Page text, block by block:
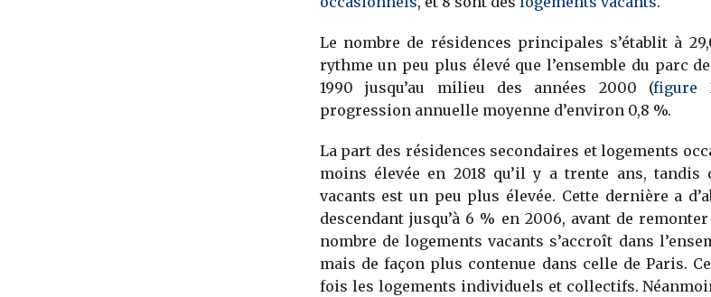
Le nombre de résidences principales s’établit à
rythme un peu plus élevé que l’ensemble du parc
1990 jusqu’au milieu des années 2000 (figure
progression annuelle moyenne d’environ 0,8 %.
La part des résidences secondaires et logements
moins élevée en 2018 qu’il y a trente ans, tandis
vacants est un peu plus élevée. Cette dernière a
descendant jusqu’à 6 % en 2006, avant de
nombre de logements vacants s’accroît dans
mais de façon plus contenue dans celle de Paris.
fois les logements individuels et collectifs.